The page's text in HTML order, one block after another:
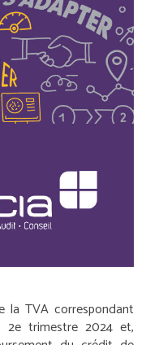
la TVA correspondant
2e trimestre 2024 et,